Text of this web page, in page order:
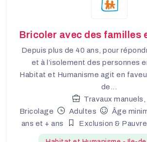
Bricoler avec des familles
Depuis plus de 40 ans, pour
et à l’isolement des personnes
Habitat et Humanisme agit en
de...
Travaux manuels,
Bricolage
Adultes
Âge
ans et + ans
Exclusion &